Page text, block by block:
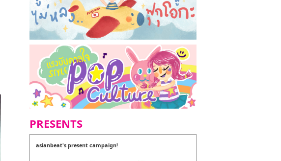
PRESENTS
asianbeat's present campaign!